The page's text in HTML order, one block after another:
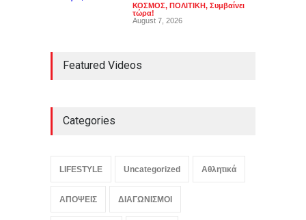
ΚΟΣΜΟΣ, ΠΟΛΙΤΙΚΗ, Συμβαίνει
τώρα!
August 7, 2026
Featured Videos
Categories
LIFESTYLE Uncategorized Αθλητικά
ΑΠΟΨΕΙΣ ΔΙΑΓΩΝΙΣΜΟΙ